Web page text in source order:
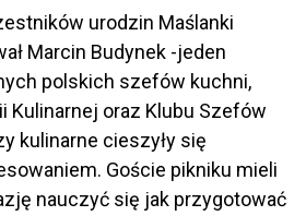
urodzin Maślanki
Marcin Budynek -jeden
polskich szefów kuchni,
Kulinarnej oraz Klubu Szefów
kulinarne cieszyły się
Goście pikniku mieli
nauczyć się jak przygotować